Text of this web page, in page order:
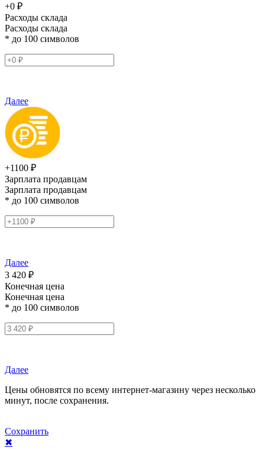
+0 ₽
Расходы склада
Расходы склада
* до 100 символов
Далее
+1100 ₽
Зарплата продавцам
Зарплата продавцам
* до 100 символов
Далее
3 420 ₽
Конечная цена
Конечная цена
* до 100 символов
Далее
Цены обновятся по всему интернет-магазину через несколько
минут, после сохранения.
Сохранить
✖